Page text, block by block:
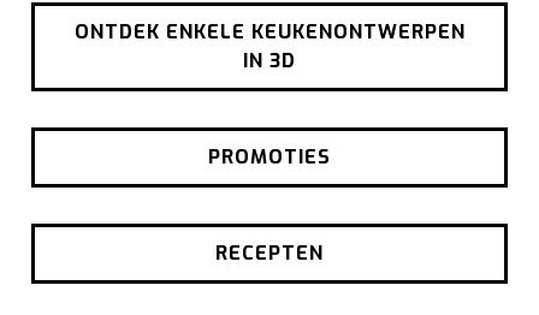
ONTDEK ENKELE KEUKENONTWERPEN
IN 3D
PROMOTIES
RECEPTEN